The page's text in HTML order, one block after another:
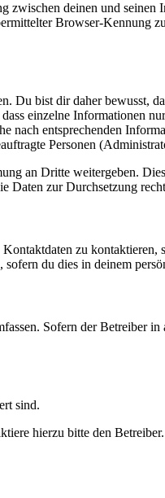
zwischen deinen und
Browser-Kennung
Du bist dir daher bewusst,
einzelne Informationen
nach entsprechenden
Personen
an Dritte weitergeben.
Daten zur Durchsetzung
zu
du dies in deinem
Sofern der Betreiber
sind.
hierzu bitte den Betreiber.